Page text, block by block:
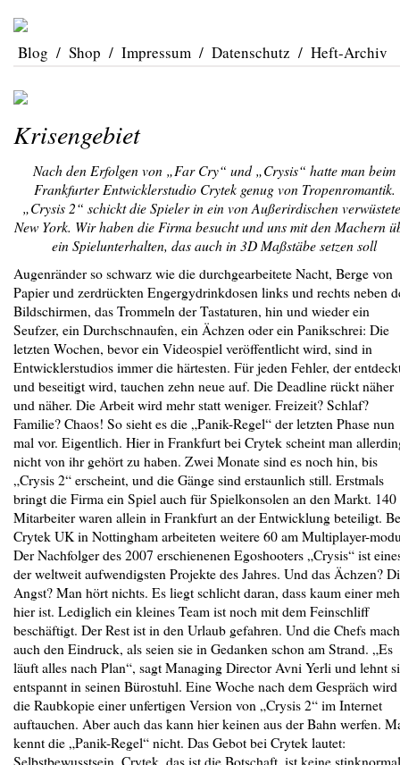
Blog / Shop / Impressum / Datenschutz / Heft-Archiv
Krisengebiet
Nach den Erfolgen von „Far Cry“ und „Crysis“ hatte man beim
Frankfurter Entwicklerstudio Crytek genug von Tropenromantik.
„Crysis 2“ schickt die Spieler in ein von Außerirdischen
New York. Wir haben die Firma besucht und uns mit den Machern
ein Spielunterhalten, das auch in 3D Maßstäbe setzen soll
Augenränder so schwarz wie die durchgearbeitete Nacht, Berge von
Papier und zerdrückten Engergydrinkdosen links und rechts neben
Bildschirmen, das Trommeln der Tastaturen, hin und wieder ein
Seufzer, ein Durchschnaufen, ein Ächzen oder ein Panikschrei: Die
letzten Wochen, bevor ein Videospiel veröffentlicht wird, sind in
Entwicklerstudios immer die härtesten. Für jeden Fehler, der
und beseitigt wird, tauchen zehn neue auf. Die Deadline rückt näher
und näher. Die Arbeit wird mehr statt weniger. Freizeit? Schlaf?
Familie? Chaos! So sieht es die „Panik-Regel“ der letzten Phase nun
mal vor. Eigentlich. Hier in Frankfurt bei Crytek scheint man
nicht von ihr gehört zu haben. Zwei Monate sind es noch hin, bis
„Crysis 2“ erscheint, und die Gänge sind erstaunlich still. Erstmals
bringt die Firma ein Spiel auch für Spielkonsolen an den Markt. 140
Mitarbeiter waren allein in Frankfurt an der Entwicklung beteiligt.
Crytek UK in Nottingham arbeiteten weitere 60 am Multiplayer-
Der Nachfolger des 2007 erschienenen Egoshooters „Crysis“ ist
der weltweit aufwendigsten Projekte des Jahres. Und das Ächzen?
Angst? Man hört nichts. Es liegt schlicht daran, dass kaum einer
hier ist. Lediglich ein kleines Team ist noch mit dem Feinschliff
beschäftigt. Der Rest ist in den Urlaub gefahren. Und die Chefs
auch den Eindruck, als seien sie in Gedanken schon am Strand. „Es
läuft alles nach Plan“, sagt Managing Director Avni Yerli und lehnt
entspannt in seinen Bürostuhl. Eine Woche nach dem Gespräch wird
die Raubkopie einer unfertigen Version von „Crysis 2“ im Internet
auftauchen. Aber auch das kann hier keinen aus der Bahn werfen.
kennt die „Panik-Regel“ nicht. Das Gebot bei Crytek lautet:
Selbstbewusstsein. Crytek, das ist die Botschaft, ist keine